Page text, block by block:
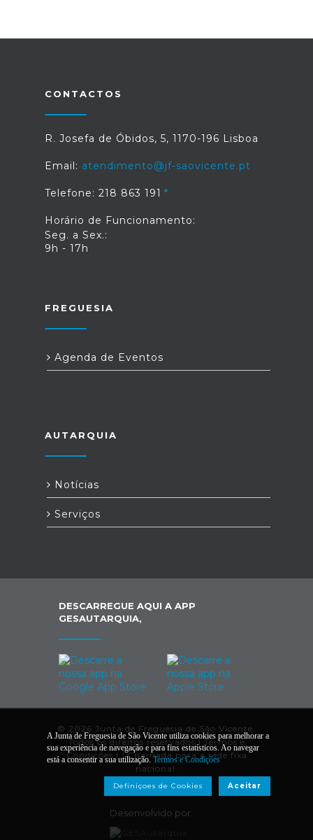
CONTACTOS
R. Josefa de Óbidos, 5, 1170-196 Lisboa
Email: atendimento@jf-saovicente.pt
Telefone: 218 863 191
Horário de Funcionamento:
Seg. a Sex.:
9h - 17h
FREGUESIA
Agenda de Eventos
AUTARQUIA
Notícias
Serviços
DESCARREGUE AQUI A APP
GESAUTARQUIA,
© 2026 Junta de Freguesia de São Vicente.
Todos os direitos reservados |Termos e
Condições | *Chamada para a rede fixa
nacional.
Desenvolvido por:
A Junta de Freguesia de São Vicente utiliza cookies para melhorar a
sua experiência de navegação e para fins estatísticos. Ao navegar
está a consentir a sua utilização. Termos e Condições
Aceitar
Definiçoes de Cookies